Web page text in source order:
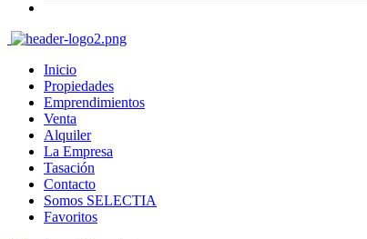
Inicio
Propiedades
Emprendimientos
Venta
Alquiler
La Empresa
Tasación
Contacto
Somos SELECTIA
Favoritos